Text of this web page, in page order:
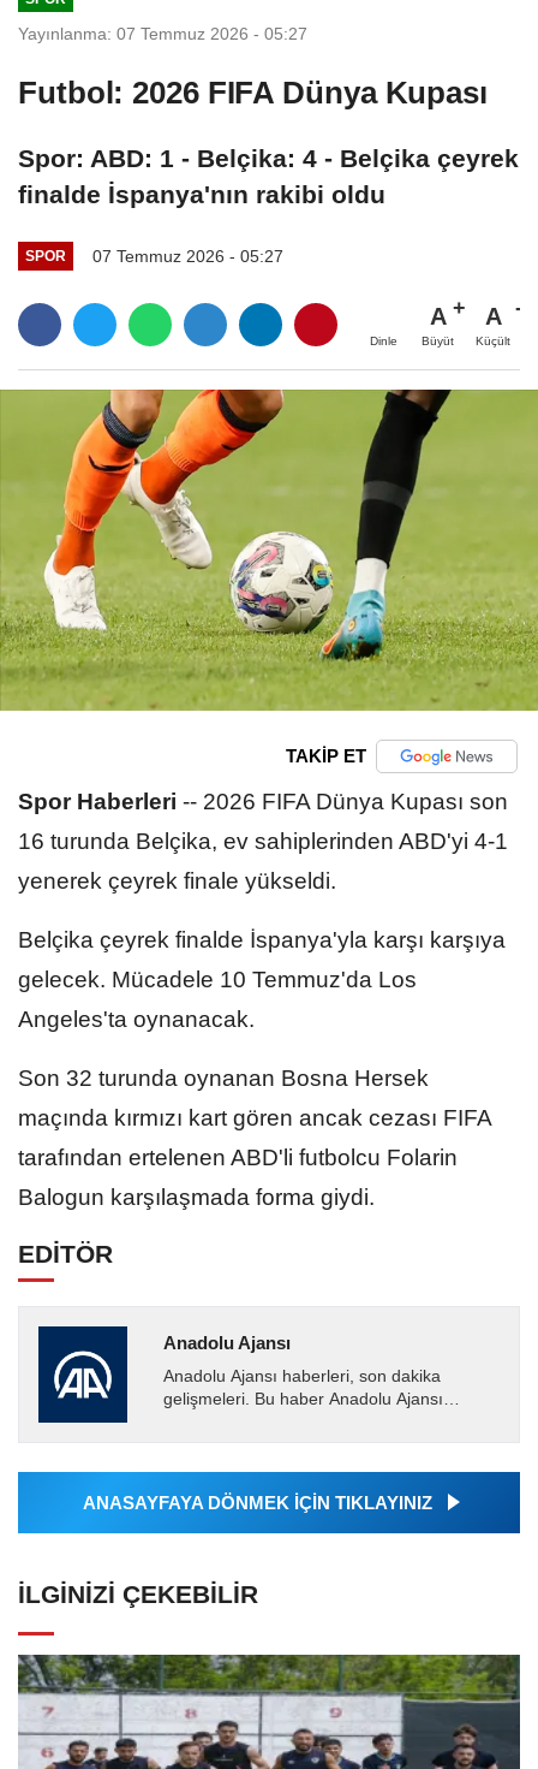
Yayınlanma: 07 Temmuz 2026 - 05:27
Futbol: 2026 FIFA Dünya Kupası
Spor: ABD: 1 - Belçika: 4 - Belçika çeyrek
finalde İspanya'nın rakibi oldu
SPOR 07 Temmuz 2026 - 05:27
Dinle
A
Büyüt
A
Küçült
TAKİP ET
Spor Haberleri -- 2026 FIFA Dünya Kupası son
16 turunda Belçika, ev sahiplerinden ABD'yi 4-1
yenerek çeyrek finale yükseldi.
Belçika çeyrek finalde İspanya'yla karşı karşıya
gelecek. Mücadele 10 Temmuz'da Los
Angeles'ta oynanacak.
Son 32 turunda oynanan Bosna Hersek
maçında kırmızı kart gören ancak cezası FIFA
tarafından ertelenen ABD'li futbolcu Folarin
Balogun karşılaşmada forma giydi.
EDİTÖR
Anadolu Ajansı
Anadolu Ajansı haberleri, son dakika
gelişmeleri. Bu haber Anadolu Ajansı
tarafından geçilen tüm...
ANASAYFAYA DÖNMEK İÇİN TIKLAYINIZ
İLGINIZI ÇEKEBILIR